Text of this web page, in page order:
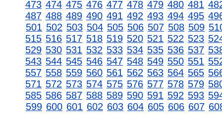
473 474 475 476 477 478 479 480 481
487 488 489 490 491 492 493 494 495
501 502 503 504 505 506 507 508 509
515 516 517 518 519 520 521 522 523
529 530 531 532 533 534 535 536 537
543 544 545 546 547 548 549 550 551
557 558 559 560 561 562 563 564 565
571 572 573 574 575 576 577 578 579
585 586 587 588 589 590 591 592 593
599 600 601 602 603 604 605 606 607